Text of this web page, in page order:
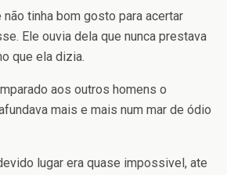
tinha bom gosto para acertar
Ele ouvia dela que nunca prestava
que ela dizia.
aos outros homens o
mais e mais num mar de ódio
lugar era quase impossivel, ate